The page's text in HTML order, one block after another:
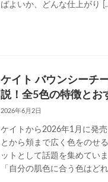
ばよいか、どんな仕上がり
ケイト バウンシーチ
説！全5色の特徴とお
2026年6月2日
ケイトから2026年1月に発
とから頬まで広く色をのせ
ットとして話題を集めてい
「自分の肌色に合う色はど